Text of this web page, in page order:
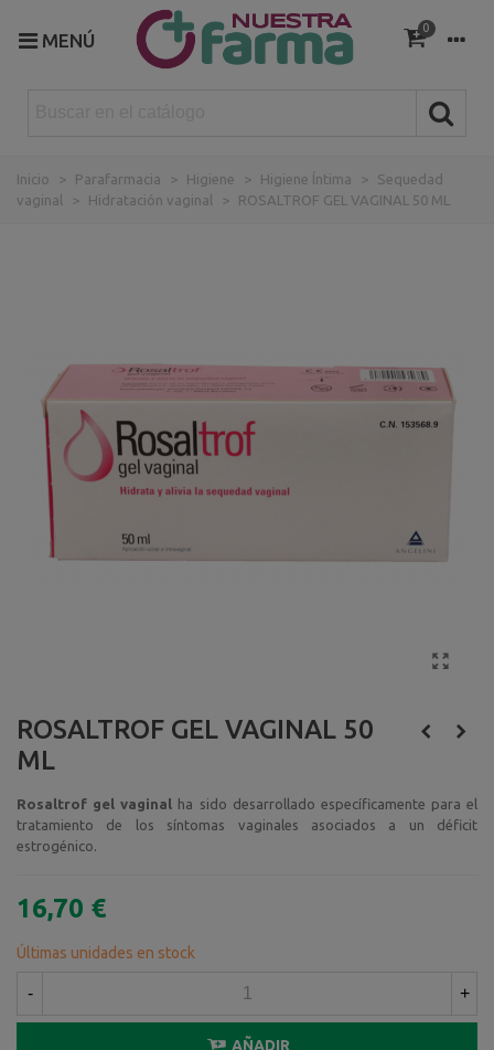
MENÚ
0
Inicio > Parafarmacia > Higiene > Higiene Íntima >
Sequedad
vaginal
> Hidratación vaginal > ROSALTROF GEL VAGINAL 50 ML
ROSALTROF GEL VAGINAL 50
ML
Rosaltrof gel vaginal ha sido desarrollado específicamente para el
tratamiento de los síntomas vaginales asociados a un déficit
estrogénico.
16,70 €
Últimas unidades en stock
- +
AÑADIR